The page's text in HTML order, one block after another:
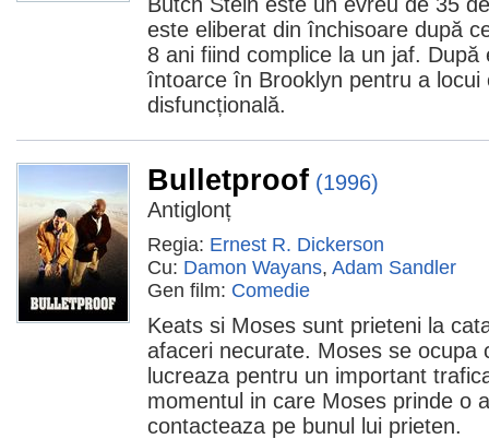
este eliberat din închisoare după
8 ani fiind complice la un jaf. După
întoarce în Brooklyn pentru a locui
disfuncțională.
Bulletproof (1996)
Antiglonț
Regia: Ernest R. Dickerson
Cu: Damon Wayans, Adam Sandler
Gen film: Comedie
Keats si Moses sunt prieteni la
afaceri necurate. Moses se ocupa
lucreaza pentru un important
momentul in care Moses prinde o
contacteaza pe bunul lui prieten.